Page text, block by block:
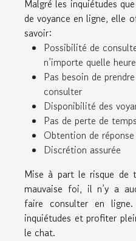
Malgré les inquiétudes
de voyance en ligne, elle
savoir:
Possibilité de
n’importe quelle heure
Pas besoin de
consulter
Disponibilité des
Pas de perte de
Obtention de
Discrétion assurée
Mise à part le risque de
mauvaise foi, il n’y a
faire consulter en
inquiétudes et profiter
le chat.